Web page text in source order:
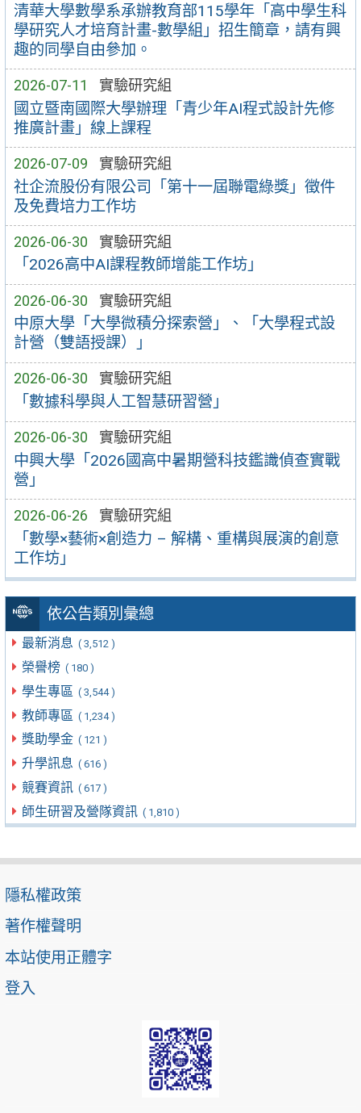
清華大學數學系承辦教育部115學年「高中學生科
學研究人才培育計畫-數學組」招生簡章，請有興
趣的同學自由參加。
2026-07-11 實驗研究組
國立暨南國際大學辦理「青少年AI程式設計先修
推廣計畫」線上課程
2026-07-09 實驗研究組
社企流股份有限公司「第十一屆聯電綠獎」徵件
及免費培力工作坊
2026-06-30 實驗研究組
「2026高中AI課程教師增能工作坊」
2026-06-30 實驗研究組
中原大學「大學微積分探索營」、「大學程式設
計營（雙語授課）」
2026-06-30 實驗研究組
「數據科學與人工智慧研習營」
2026-06-30 實驗研究組
中興大學「2026國高中暑期營科技鑑識偵查實戰
營」
2026-06-26 實驗研究組
「數學×藝術×創造力 – 解構、重構與展演的創意
工作坊」
依公告類別彙總
最新消息 ( 3,512 )
榮譽榜 ( 180 )
學生專區 ( 3,544 )
教師專區 ( 1,234 )
獎助學金 ( 121 )
升學訊息 ( 616 )
競賽資訊 ( 617 )
師生研習及營隊資訊 ( 1,810 )
隱私權政策
著作權聲明
本站使用正體字
登入